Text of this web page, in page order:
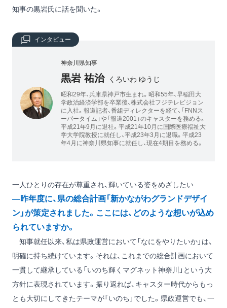
知事の黒岩氏に話を聞いた。
インタビュー
神奈川県知事
黒岩 祐治 くろいわ ゆうじ
昭和29年、兵庫県神戸市生まれ。昭和55年、早稲田大
学政治経済学部を卒業後、株式会社フジテレビジョン
に入社。報道記者、番組ディレクターを経て、「FNNス
ーパータイム」や「報道2001」のキャスターを務める。
平成21年9月に退社。平成21年10月に国際医療福祉大
学大学院教授に就任し、平成23年3月に退職。平成23
年4月に神奈川県知事に就任し、現在4期目を務める。
一人ひとりの存在が尊重され、輝いている姿をめざしたい
―昨年度に、県の総合計画「新かながわグランドデザイ
ン」が策定されました。ここには、どのような想いが込め
られていますか。
知事就任以来、私は県政運営において「なにをやりたいか」は、
明確に持ち続けています。それは、これまでの総合計画において
一貫して継承している「いのち輝くマグネット神奈川」という大
方針に表現されています。振り返れば、キャスター時代からもっ
とも大切にしてきたテーマが「いのち」でした。県政運営でも、一